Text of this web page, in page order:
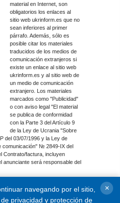
material en Internet, son
obligatorios los enlaces al
sitio web ukrinform.es que no
sean inferiores al primer
párrafo. Además, sólo es
posible citar los materiales
traducidos de los medios de
comunicación extranjeros si
existe un enlace al sitio web
ukrinform.es y al sitio web de
un medio de comunicación
extranjero. Los materiales
marcados como "Publicidad"
o con aviso legal "El material
se publica de conformidad
con la Parte 3 del Artículo 9
de la Ley de Ucrania "Sobre
del 03/07/1996 y la Ley de
comunicación" № 2849-IX del
Contrato/factura, incluyen
anunciante será responsable del
identificador de medios: R40-
navegando por el sitio,
privacidad y protección de
×